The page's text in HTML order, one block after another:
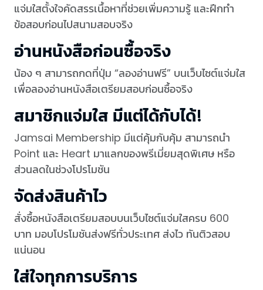
แจ่มใสตั้งใจคัดสรรเนื้อหาที่ช่วยเพิ่มความรู้ และฝึกทำ
ข้อสอบก่อนไปสนามสอบจริง
อ่านหนังสือก่อนซื้อจริง
น้อง ๆ สามารถกดที่ปุ่ม “ลองอ่านฟรี” บนเว็บไซต์แจ่มใส
เพื่อลองอ่านหนังสือเตรียมสอบก่อนซื้อจริง
สมาชิกแจ่มใส มีแต่ได้กับได้!
Jamsai Membership มีแต่คุ้มกับคุ้ม สามารถนำ
Point และ Heart มาแลกของพรีเมี่ยมสุดพิเศษ หรือ
ส่วนลดในช่วงโปรโมชัน
จัดส่งสินค้าไว
สั่งซื้อหนังสือเตรียมสอบบนเว็บไซต์แจ่มใสครบ 600
บาท มอบโปรโมชันส่งฟรีทั่วประเทศ ส่งไว ทันติวสอบ
แน่นอน
ใส่ใจทุกการบริการ